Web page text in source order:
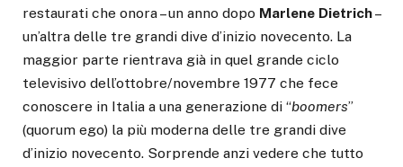
restaurati che onora – un anno dopo Marlene Dietrich–
un’altra delle tre grandi dive d’inizio novecento. La
maggior parte rientrava già in quel grande ciclo
televisivo dell’ottobre/novembre 1977 che fece
conoscere in Italia a una generazione di “boomers”
(quorum ego) la più moderna delle tre grandi dive
d’inizio novecento. Sorprende anzi vedere che tutto